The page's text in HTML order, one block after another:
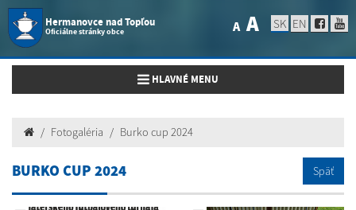
Hermanovce nad Topľou
Oficiálne stránky obce A A SK EN
Toggle navigation
HLAVNÉ MENU
Fotogaléria Burko cup 2024
BURKO CUP 2024 Späť